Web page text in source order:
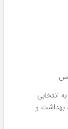
این ویژگی‌ها باعث شده‌اند محصولات ADROIT به انتخابی
بهداشت و